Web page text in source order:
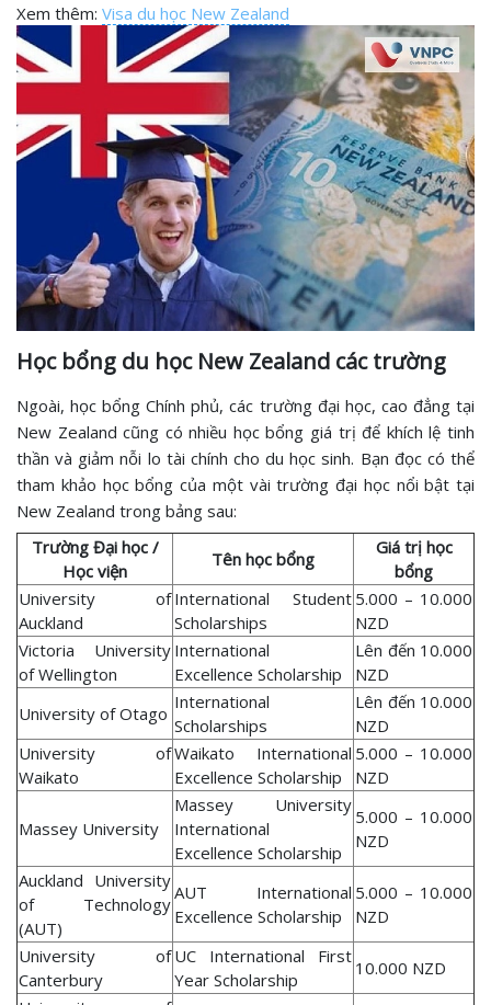
Xem thêm: Visa du học New Zealand
Học bổng du học New Zealand các trường
Ngoài, học bổng Chính phủ, các trường đại học, cao đẳng tại
New Zealand cũng có nhiều học bổng giá trị để khích lệ tinh
thần và giảm nỗi lo tài chính cho du học sinh. Bạn đọc có thể
tham khảo học bổng của một vài trường đại học nổi bật tại
New Zealand trong bảng sau:
Trường Đại học /
Học viện
Tên học bổng
Giá trị học
bổng
University of
Auckland
International Student
Scholarships
5.000 – 10.000
NZD
Victoria University
of Wellington
International
Excellence Scholarship
Lên đến 10.000
NZD
University of Otago
International
Scholarships
Lên đến 10.000
NZD
University of
Waikato
Waikato International
Excellence Scholarship
5.000 – 10.000
NZD
Massey University
Massey University
International
Excellence Scholarship
5.000 – 10.000
NZD
Auckland University
of Technology
(AUT)
AUT International
Excellence Scholarship
5.000 – 10.000
NZD
University of
Canterbury
UC International First
Year Scholarship
10.000 NZD